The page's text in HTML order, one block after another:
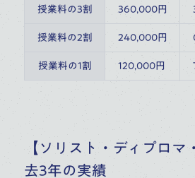
授業料の3割 360,000円
授業料の2割 240,000円
授業料の1割 120,000円
【ソリスト・ディプロ
去3年の実績